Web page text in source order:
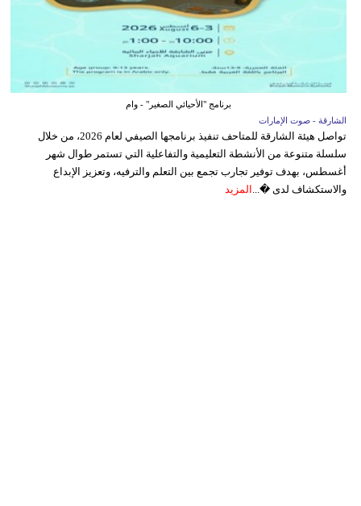
برنامج "الأحيائي الصغير" - وام
الشارقة - صوت الإمارات
تواصل هيئة الشارقة للمتاحف تنفيذ برنامجها الصيفي لعام 2026، من خلال
سلسلة متنوعة من الأنشطة التعليمية والتفاعلية التي تستمر طوال شهر
أغسطس، بهدف توفير تجارب تجمع بين التعلم والترفيه، وتعزيز الإبداع
والاستكشاف لدى �... المزيد